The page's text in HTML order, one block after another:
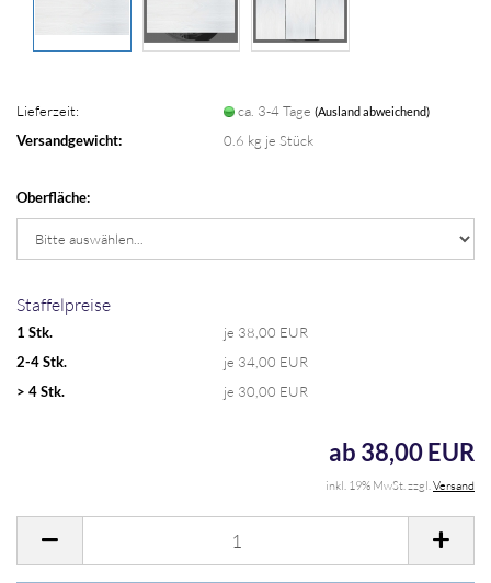
Lieferzeit: ca. 3-4 Tage(Ausland abweichend)
Versandgewicht: 0.6 kg je Stück
Oberfläche:
Staffelpreise
1 Stk.
je 38,00 EUR
2-4 Stk.
je 34,00 EUR
> 4 Stk.
je 30,00 EUR
ab 38,00 EUR
inkl. 19% MwSt. zzgl.Versand